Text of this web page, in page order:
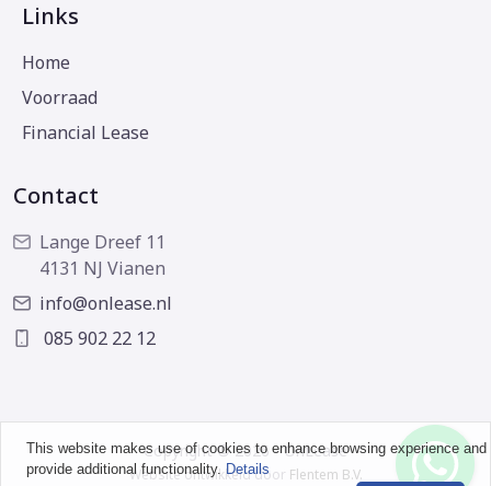
Links
Home
Voorraad
Financial Lease
Contact
Lange Dreef 11
4131 NJ Vianen
info@onlease.nl
085 902 22 12
Copyright © 2026 - OnLease
Website ontwikkeld door Flentem B.V.
This website makes use of cookies to enhance browsing experience and
provide additional functionality. Details